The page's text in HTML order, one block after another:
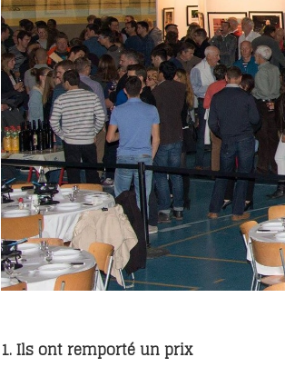
1. Ils ont remporté un prix